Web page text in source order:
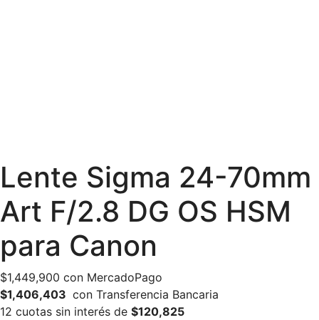
Lente Sigma 24-70mm
Art F/2.8 DG OS HSM
para Canon
$1,449,900 con MercadoPago
$1,406,403 con Transferencia Bancaria
12 cuotas sin interés de $120,825